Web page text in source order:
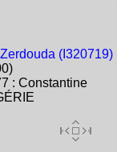
(I320719)
: Constantine